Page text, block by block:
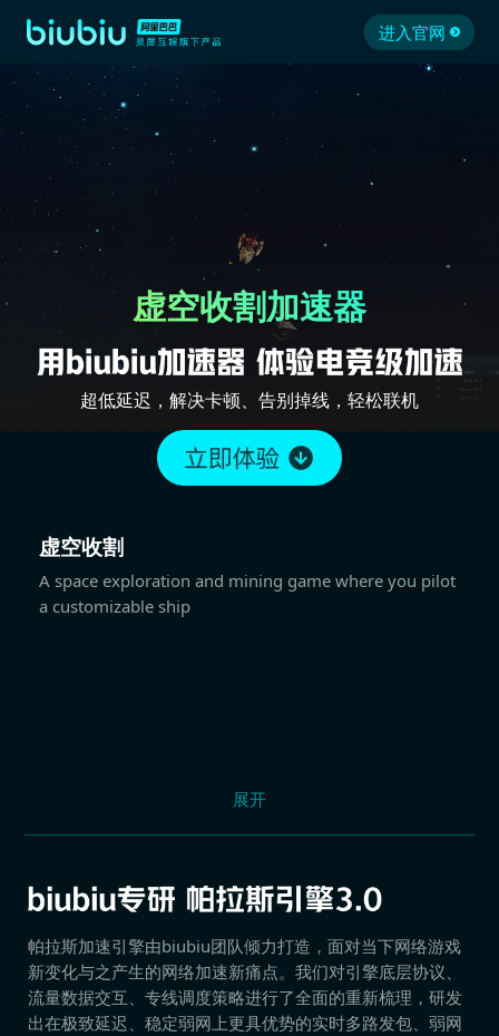
进入官网
虚空收割加速器
超低延迟，解决卡顿、告别掉线，轻松联机
虚空收割
A space exploration and mining game where you pilot
a customizable ship
展开
帕拉斯加速引擎由biubiu团队倾力打造，面对当下网络游戏
新变化与之产生的网络加速新痛点。我们对引擎底层协议、
流量数据交互、专线调度策略进行了全面的重新梳理，研发
出在极致延迟、稳定弱网上更具优势的实时多路发包、弱网